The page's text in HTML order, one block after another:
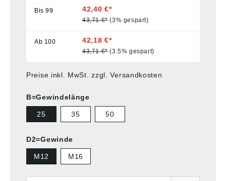
Bis99 42,40 €*
43,71 €* (3% gespart)
Ab 100 42,18 €*
43,71 €* (3.5% gespart)
Preise inkl. MwSt. zzgl. Versandkosten
B=Gewindelänge
25 35 50
D2=Gewinde
M12 M16